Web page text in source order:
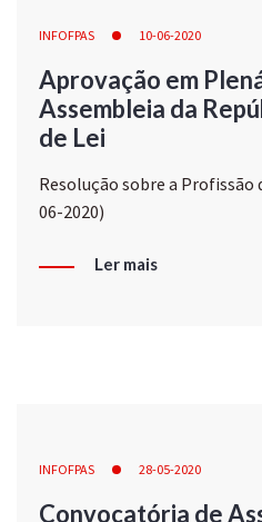
INFOFPAS 10-06-2020
Aprovação em
Assembleia da
de Lei
Resolução sobre a Profissão
06-2020)
Ler mais
INFOFPAS 28-05-2020
Convocatória de